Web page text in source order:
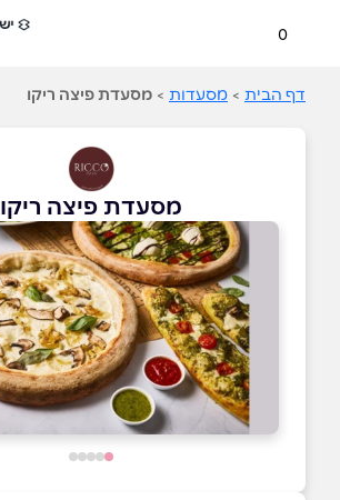
0
דף הבית > מסעדות > מסעדת פיצה ריקו
מסעדת פיצה ריקו